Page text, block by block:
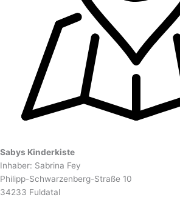
Sabys Kinderkiste
Inhaber: Sabrina Fey
Philipp-Schwarzenberg-Straße 10
34233 Fuldatal